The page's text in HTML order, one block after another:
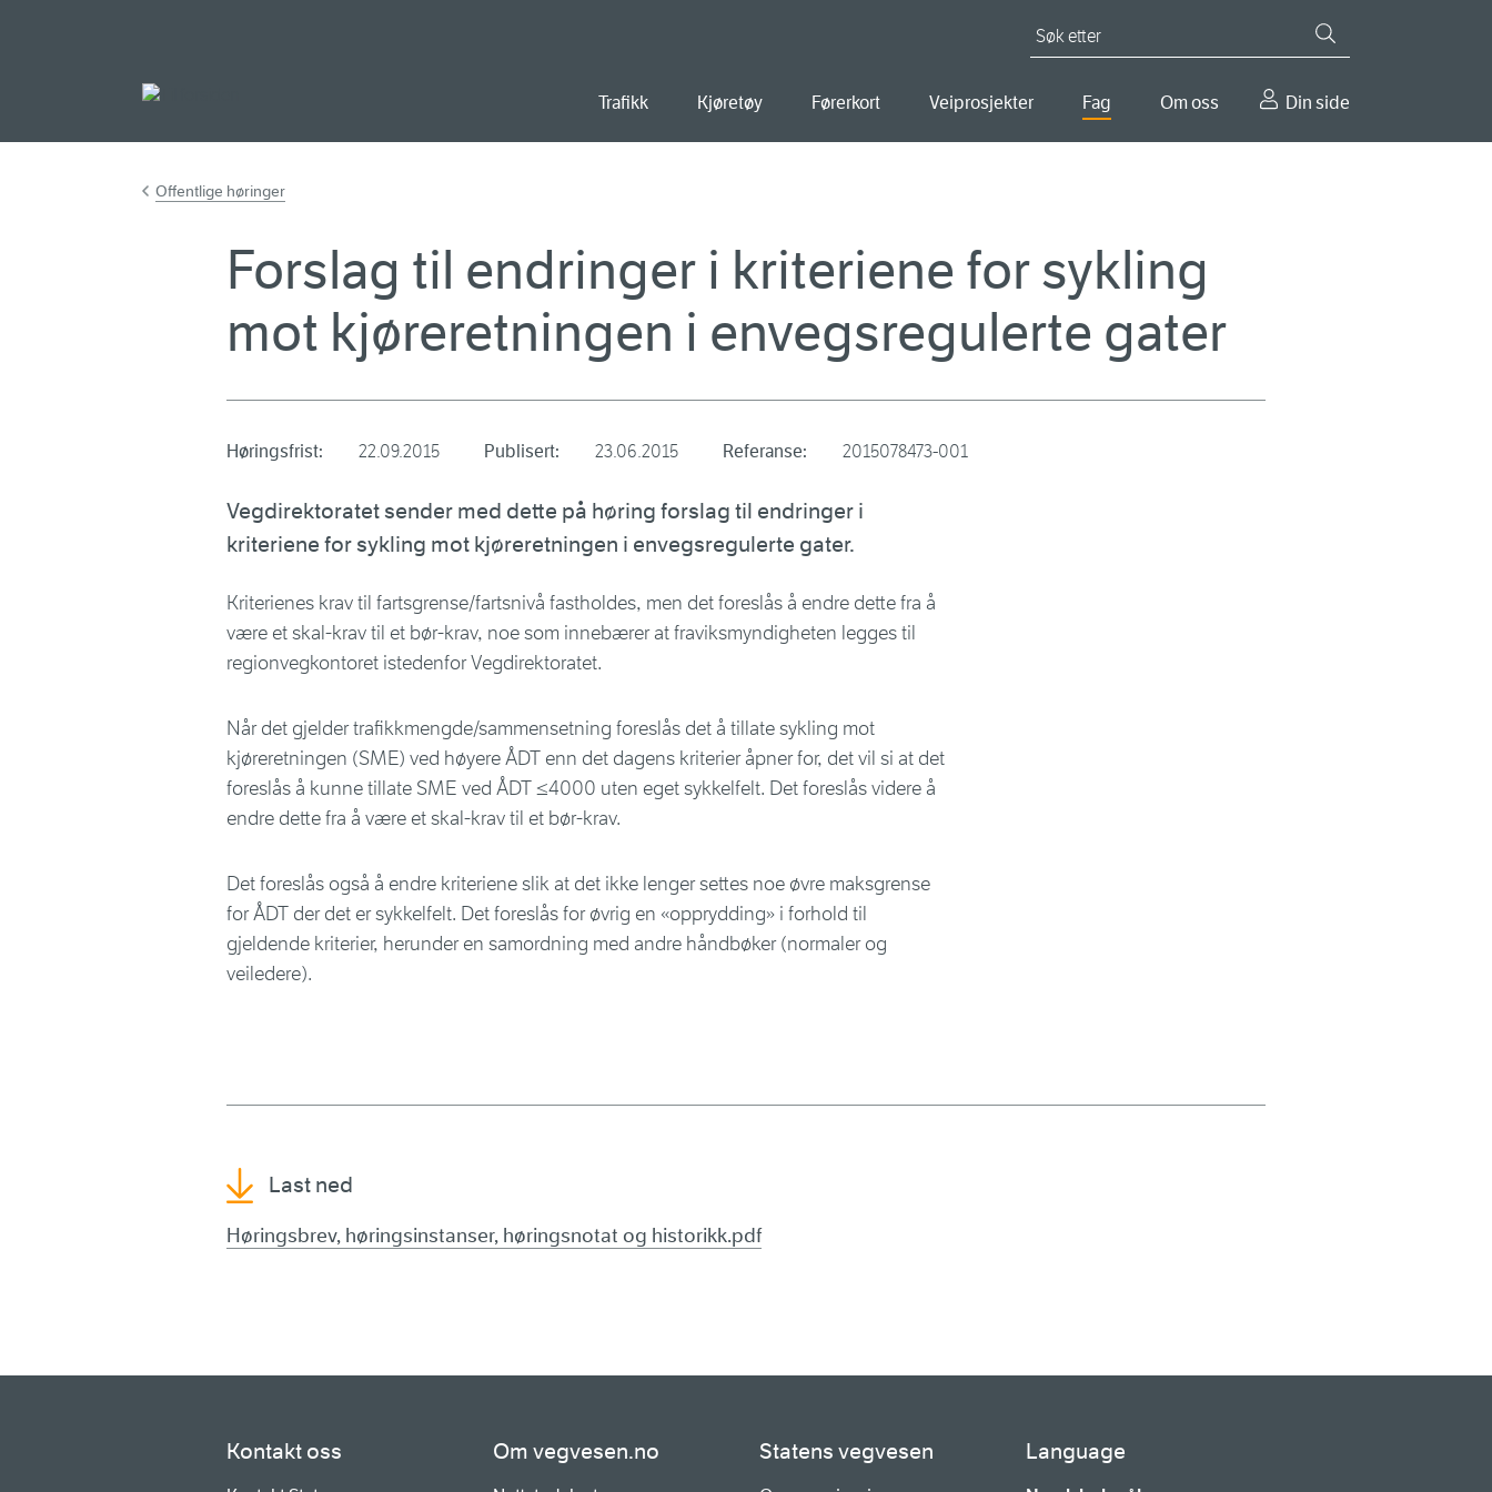
Trafikk Kjøretøy Førerkort Veiprosjekter Fag Om oss Din side
Offentlige høringer
Forslag til endringer i kriteriene for sykling
mot kjøreretningen i envegsregulerte gater
Høringsfrist: 22.09.2015 Publisert: 23.06.2015 Referanse: 2015078473-001
Vegdirektoratet sender med dette på høring forslag til endringer i
kriteriene for sykling mot kjøreretningen i envegsregulerte gater.
Kriterienes krav til fartsgrense/fartsnivå fastholdes, men det foreslås å endre dette fra å
være et skal-krav til et bør-krav, noe som innebærer at fraviksmyndigheten legges til
regionvegkontoret istedenfor Vegdirektoratet.
Når det gjelder trafikkmengde/sammensetning foreslås det å tillate sykling mot
kjøreretningen (SME) ved høyere ÅDT enn det dagens kriterier åpner for, det vil si at det
foreslås å kunne tillate SME ved ÅDT ≤4000 uten eget sykkelfelt. Det foreslås videre å
endre dette fra å være et skal-krav til et bør-krav.
Det foreslås også å endre kriteriene slik at det ikke lenger settes noe øvre maksgrense
for ÅDT der det er sykkelfelt. Det foreslås for øvrig en «opprydding» i forhold til
gjeldende kriterier, herunder en samordning med andre håndbøker (normaler og
veiledere).
Last ned
Høringsbrev, høringsinstanser, høringsnotat og historikk.pdf
Kontakt oss Om vegvesen.no Statens vegvesen Language